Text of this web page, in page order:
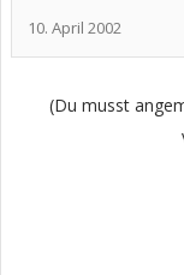
10. April 2002
(Du musst